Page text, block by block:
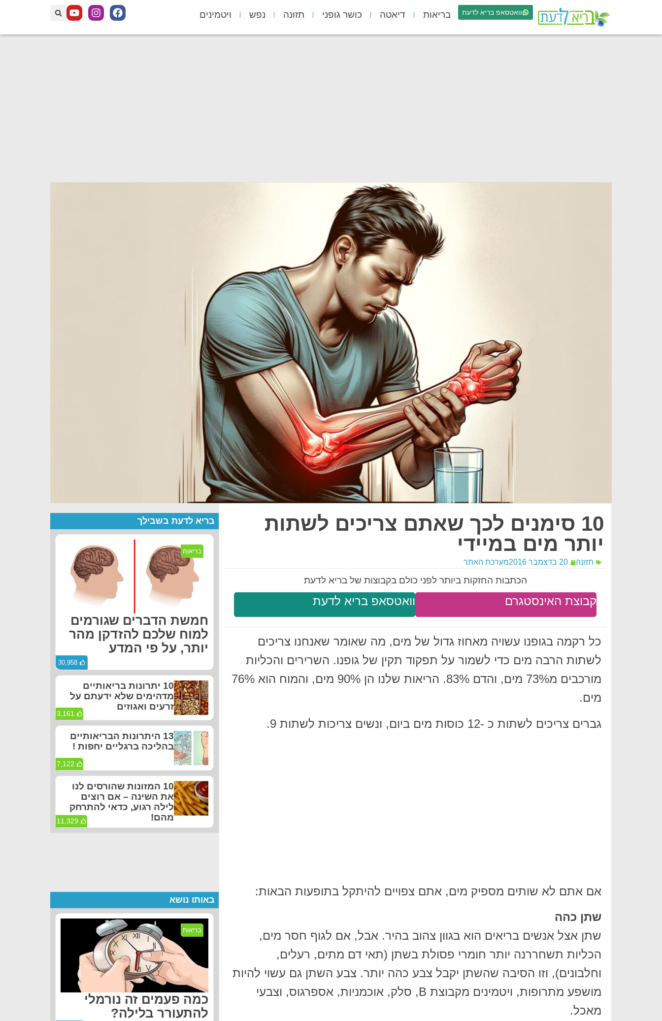
וואטסאפ בריא לדעת בריאות דיאטה כושר גופני תזונה נפש ויטמינים
10 סימנים לכך שאתם צריכים לשתות
יותר מים במיידי
תזונה 20 בדצמבר 2016 מערכת האתר
הכתבות החזקות ביותר לפני כולם בקבוצות של בריא לדעת
וואטסאפ בריא לדעת קבוצת האינסטגרם
כל רקמה בגופנו עשויה מאחוז גדול של מים, מה שאומר שאנחנו צריכים
לשתות הרבה מים כדי לשמור על תפקוד תקין של גופנו. השרירים והכליות
מורכבים מ73% מים, והדם 83%. הריאות שלנו הן 90% מים, והמוח הוא 76%
מים.
גברים צריכים לשתות כ -12 כוסות מים ביום, ונשים צריכות לשתות 9.
אם אתם לא שותים מספיק מים, אתם צפויים להיתקל בתופעות הבאות:
שתן כהה
שתן אצל אנשים בריאים הוא בגוון צהוב בהיר. אבל, אם לגוף חסר מים,
הכליות תשחררנה יותר חומרי פסולת בשתן (תאי דם מתים, רעלים,
וחלבונים), וזו הסיבה שהשתן יקבל צבע כהה יותר. צבע השתן גם עשוי להיות
מושפע מתרופות, ויטמינים מקבוצת B, סלק, אוכמניות, אספרגוס, וצבעי
מאכל.
בריא לדעת בשבילך
בריאות
חמשת הדברים שגורמים
למוח שלכם להזדקן מהר
יותר, על פי המדע
30,958
10 יתרונות בריאותיים
מדהימים שלא ידעתם על
זרעים ואגוזים
3,161
13 היתרונות הבריאותיים
בהליכה ברגליים יחפות !
7,122
10 המזונות שהורסים לנו
את השינה – אם רוצים
לילה רגוע, כדאי להתרחק
מהם!
11,329
באותו נושא
בריאות
כמה פעמים זה נורמלי
להתעורר בלילה?